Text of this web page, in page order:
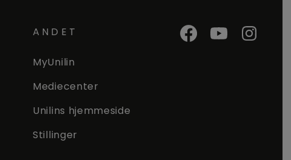
ANDET
MyUnilin
Mediecenter
Unilins hjemmeside
Stillinger